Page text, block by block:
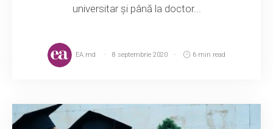
universitar și până la doctor...
EA.md 8 septembrie 2020 6 min read